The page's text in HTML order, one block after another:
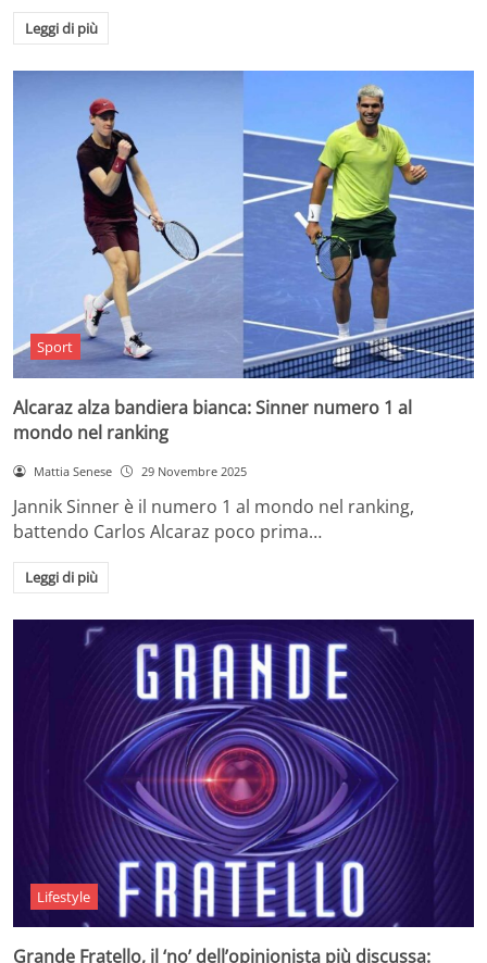
Leggi di più
Sport
Alcaraz alza bandiera bianca: Sinner numero 1 al
mondo nel ranking
Mattia Senese 29 Novembre 2025
Jannik Sinner è il numero 1 al mondo nel ranking,
battendo Carlos Alcaraz poco prima…
Leggi di più
Lifestyle
Grande Fratello, il ‘no’ dell’opinionista più discussa: